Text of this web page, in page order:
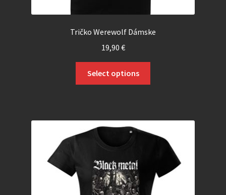
Tričko Werewolf Dámske
19,90 €
Select options